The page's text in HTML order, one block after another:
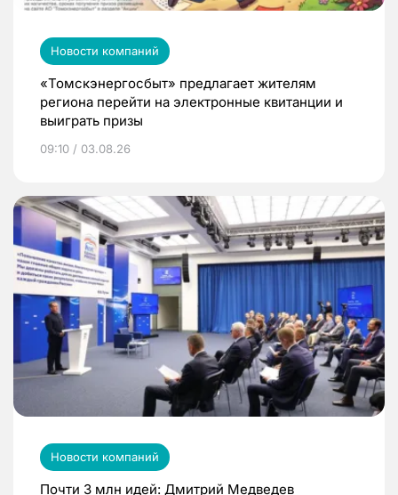
Новости компаний
«Томскэнергосбыт» предлагает жителям
региона перейти на электронные квитанции и
выиграть призы
09:10 / 03.08.26
Новости компаний
Почти 3 млн идей: Дмитрий Медведев